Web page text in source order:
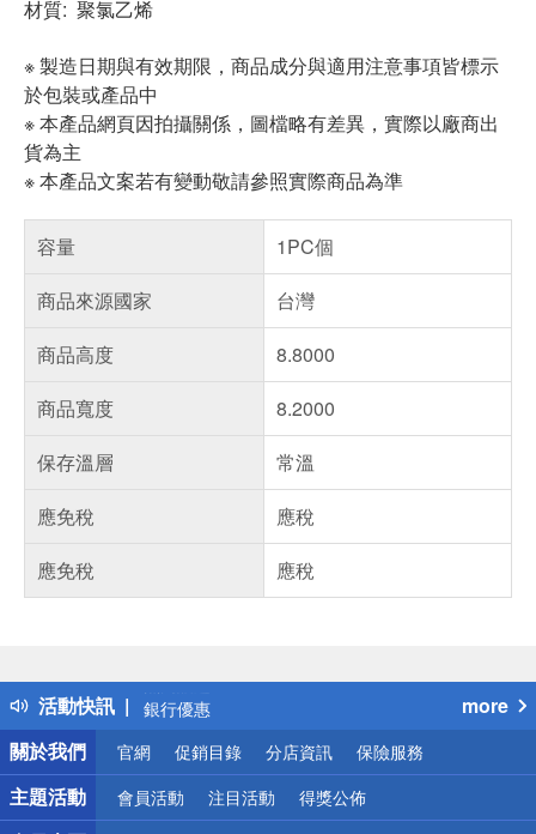
材質: 聚氯乙烯
※ 製造日期與有效期限，商品成分與適用注意事項皆標示
於包裝或產品中
※ 本產品網頁因拍攝關係，圖檔略有差異，實際以廠商出
貨為主
※ 本產品文案若有變動敬請參照實際商品為準
容量
1PC個
商品來源國家
台灣
商品高度
8.8000
商品寬度
8.2000
保存溫層
常溫
應免稅
應稅
應免稅
應稅
活動快訊
偏遠地區配送
熱門話題
銀行優惠
偏遠地區配送
詐騙網頁！請小心！
more
關於我們
官網 促銷目錄 分店資訊 保險服務
主題活動 會員活動 注目活動 得獎公佈